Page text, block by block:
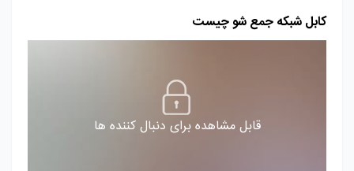
کابل شبکه جمع شو چیست
قابل مشاهده برای دنبال کننده ها